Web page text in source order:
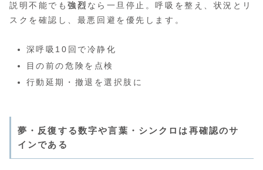
説明不能でも強烈 なら一旦停止。呼吸を整え、状況とリ
スクを確認し、最悪回避を優先します。
深呼吸10回で冷静化
目の前の危険を点検
行動延期・撤退を選択肢に
夢・反復する数字や言葉・シンクロは再確認のサ
インである